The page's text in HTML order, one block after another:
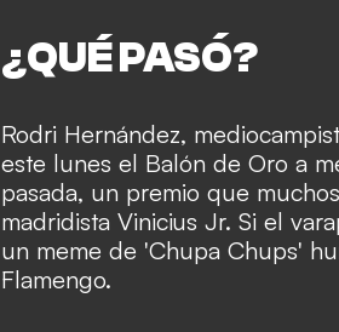
¿QUÉ PASÓ?
Rodri Hernández,
este lunes el Balón de Oro a
pasada, un premio que
madridista Vinicius Jr. Si el
un meme de 'Chupa Chups'
Flamengo.